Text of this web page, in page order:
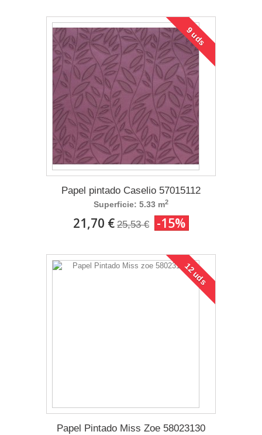
9 uds
Papel pintado Caselio 57015112
Superficie: 5.33 m2
21,70 € 25,53 € -15%
12 uds
Papel Pintado Miss Zoe 58023130